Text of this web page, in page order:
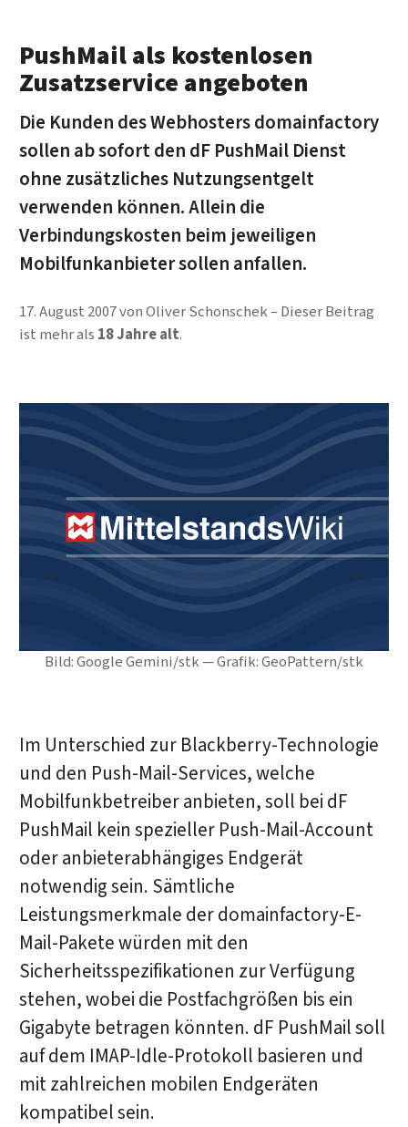
Bild: Google Gemini/stk — Grafik: GeoPattern/stk
PushMail als kostenlosen
Zusatzservice angeboten
Die Kunden des Webhosters domainfactory
sollen ab sofort den dF PushMail Dienst
ohne zusätzliches Nutzungsentgelt
verwenden können. Allein die
Verbindungskosten beim jeweiligen
Mobilfunkanbieter sollen anfallen.
17. August 2007vonOliver Schonschek
Dieser Beitrag
ist mehr als 18 Jahre alt.
Im Unterschied zur Blackberry-Technologie
und den Push-Mail-Services, welche
Mobilfunkbetreiber anbieten, soll bei dF
PushMail kein spezieller Push-Mail-Account
oder anbieterabhängiges Endgerät
notwendig sein. Sämtliche
Leistungsmerkmale der domainfactory-E-
Mail-Pakete würden mit den
Sicherheitsspezifikationen zur Verfügung
stehen, wobei die Postfachgrößen bis ein
Gigabyte betragen könnten. dF PushMail soll
auf dem IMAP-Idle-Protokoll basieren und
mit zahlreichen mobilen Endgeräten
kompatibel sein.